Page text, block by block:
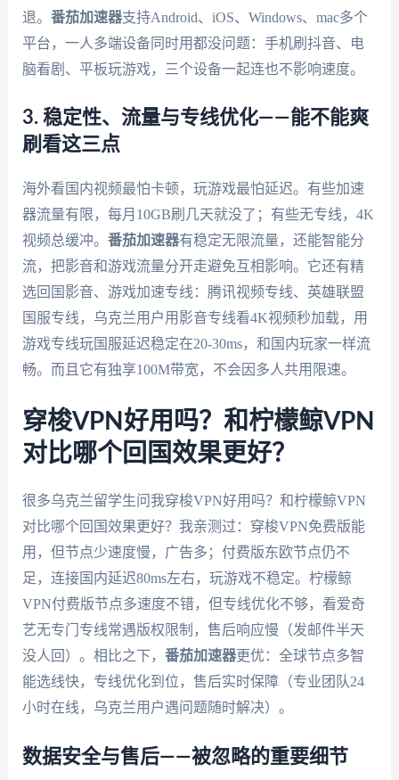
退。 番茄加速器支持Android、iOS、Windows、mac多个
平台，一人多端设备同时用都没问题：手机刷抖音、电
脑看剧、平板玩游戏，三个设备一起连也不影响速度。
3. 稳定性、流量与专线优化——能不能爽
刷看这三点
海外看国内视频最怕卡顿，玩游戏最怕延迟。有些加速
器流量有限，每月10GB刷几天就没了；有些无专线，4K
视频总缓冲。 番茄加速器有稳定无限流量，还能智能分
流，把影音和游戏流量分开走避免互相影响。它还有精
选回国影音、游戏加速专线：腾讯视频专线、英雄联盟
国服专线，乌克兰用户用影音专线看4K视频秒加载，用
游戏专线玩国服延迟稳定在20-30ms，和国内玩家一样流
畅。而且它有独享100M带宽，不会因多人共用限速。
穿梭VPN好用吗？和柠檬鲸VPN
对比哪个回国效果更好？
很多乌克兰留学生问我穿梭VPN好用吗？和柠檬鲸VPN
对比哪个回国效果更好？我亲测过：穿梭VPN免费版能
用，但节点少速度慢，广告多；付费版东欧节点仍不
足，连接国内延迟80ms左右，玩游戏不稳定。柠檬鲸
VPN付费版节点多速度不错，但专线优化不够，看爱奇
艺无专门专线常遇版权限制，售后响应慢（发邮件半天
没人回）。相比之下， 番茄加速器更优：全球节点多智
能选线快，专线优化到位，售后实时保障（专业团队24
小时在线，乌克兰用户遇问题随时解决）。
数据安全与售后——被忽略的重要细节